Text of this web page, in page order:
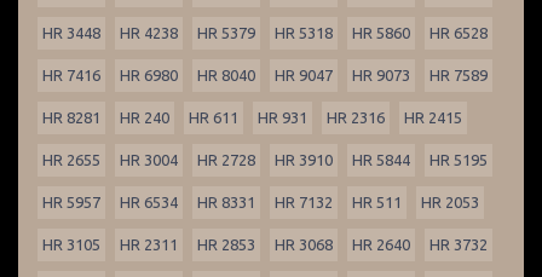
HR 3448 HR 4238 HR 5379 HR 5318 HR 5860 HR 6528
HR 7416 HR 6980 HR 8040 HR 9047 HR 9073 HR 7589
HR 8281 HR 240 HR 611 HR 931 HR 2316 HR 2415
HR 2655 HR 3004 HR 2728 HR 3910 HR 5844 HR 5195
HR 5957 HR 6534 HR 8331 HR 7132 HR 511 HR 2053
HR 3105 HR 2311 HR 2853 HR 3068 HR 2640 HR 3732